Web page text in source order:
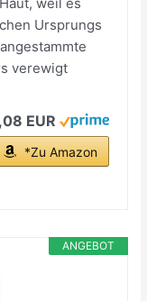
Ursprungs
verewigt
EUR
*Zu Amazon
ANGEBOT